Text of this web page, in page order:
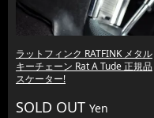
ラットフィンク RATFINK メタル
キーチェーン Rat A Tude 正規品
スケーター!
SOLD OUT Yen